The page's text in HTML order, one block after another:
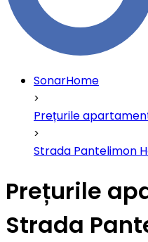
SonarHome
Prețurile
Strada Pantelimon
Prețurile
Strada